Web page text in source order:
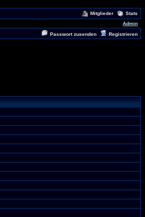
Mitglieder
Stats
Admin
Passwort zusenden Registrieren